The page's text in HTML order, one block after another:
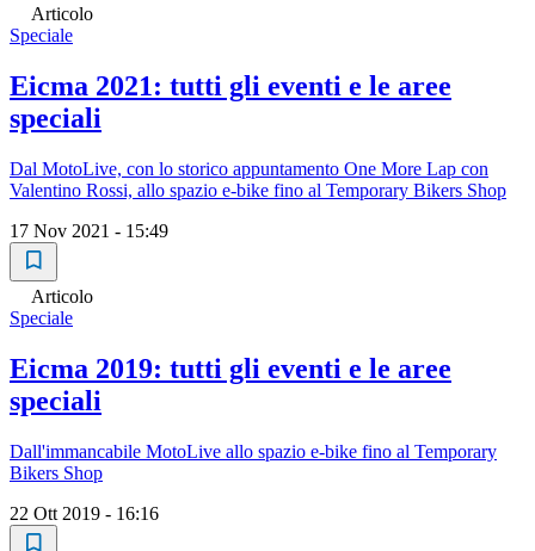
Articolo
Speciale
Eicma 2021: tutti gli eventi e le aree
speciali
Dal MotoLive, con lo storico appuntamento One More Lap con
Valentino Rossi, allo spazio e-bike fino al Temporary Bikers Shop
17 Nov 2021 - 15:49
Articolo
Speciale
Eicma 2019: tutti gli eventi e le aree
speciali
Dall'immancabile MotoLive allo spazio e-bike fino al Temporary
Bikers Shop
22 Ott 2019 - 16:16